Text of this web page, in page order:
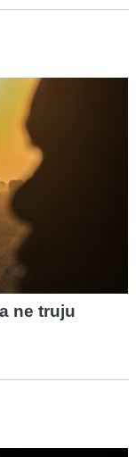
ne truju